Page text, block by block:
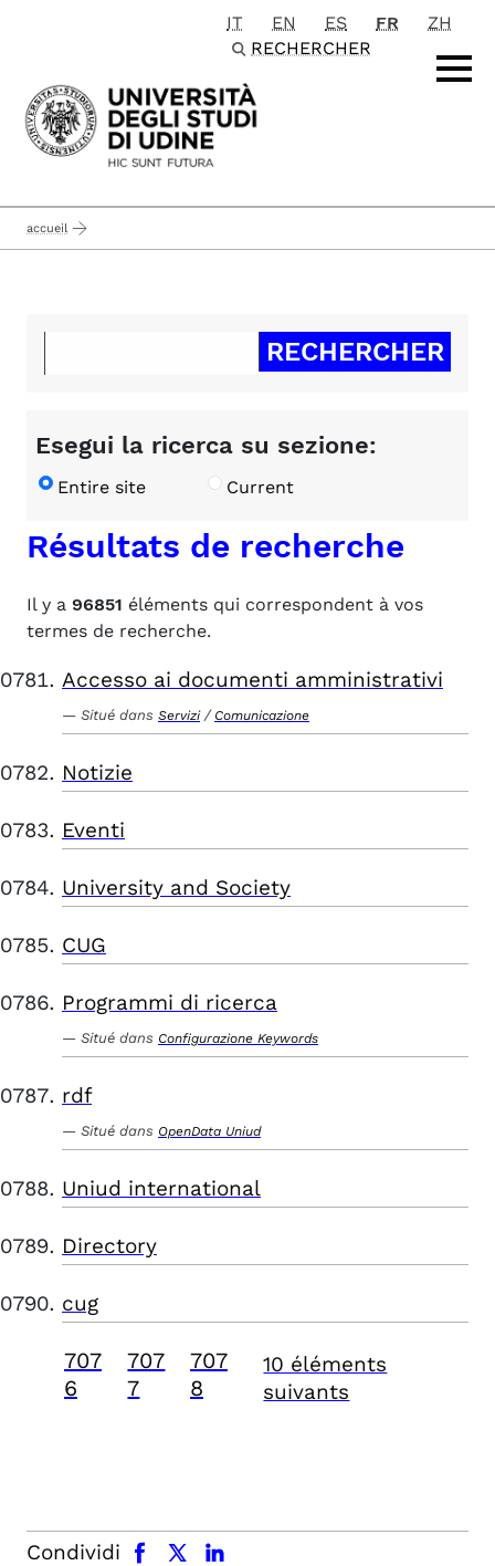
Passa al contenuto principale
IT EN ES FR
ZH
RECHERCHER
accueil
Esegui la ricerca su sezione:
Entire site Current
Résultats de recherche
Il y a 96851 éléments qui correspondent à vos
termes de recherche.
Accesso ai documenti amministrativi
Situé dans Servizi / Comunicazione
Notizie
Eventi
University and Society
CUG
Programmi di ricerca
Situé dans Configurazione Keywords
rdf
Situé dans OpenData Uniud
Uniud international
Directory
cug
707
6
707
7
707
8
10 éléments
suivants
Condividi
facebook x.com linkedin